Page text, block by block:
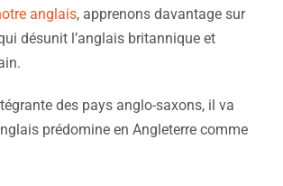
anglais, apprenons davantage sur
désunit l’anglais britannique et
des pays anglo-saxons, il va
prédomine en Angleterre comme